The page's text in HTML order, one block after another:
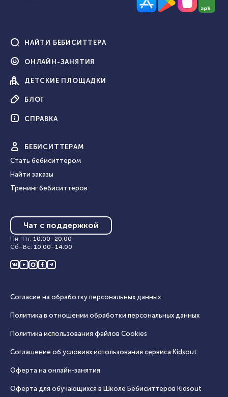
НАЙТИ БЕБИСИТТЕРА
ОНЛАЙН-ЗАНЯТИЯ
ДЕТСКИЕ ПЛОЩАДКИ
БЛОГ
СПРАВКА
БЕБИ СИТТЕРАМ
Стать бебиситтером
Найти заказы
Тренинг бебиситтеров
Чат с поддержкой
Пн–Пт: 10:00–20:00
Сб–Вс: 10:00–14:00
Согласие на обработку персональных данных
Политика в отношении обработки персональных данных
Политика использования файлов Cookies
Соглашение об условиях использования сервиса Кidsout
Оферта на онлайн‑занятия
Оферта для обучающихся в Школе Бебиситтеров Kidsout